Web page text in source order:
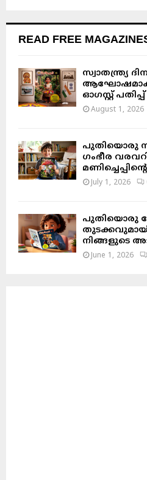
READ FREE
സ്വാതന്ത്ര്യ
ഓഗസ്റ്റ്
August 1, 2026
പുതിയൊരു
ഗംഭീര
July 1, 2026
പുതിയൊരു
നിങ്ങളുടെ
June 1, 2026